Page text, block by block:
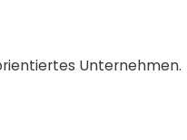
Unternehmen.